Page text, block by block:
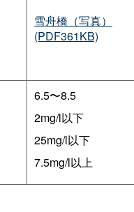
雪舟橋（写真）
(PDF361KB)
6.5〜8.5
2mg/l以下
25mg/l以下
7.5mg/l以上